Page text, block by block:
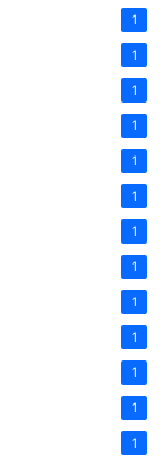
1
1
1
1
1
1
1
1
1
1
1
1
1